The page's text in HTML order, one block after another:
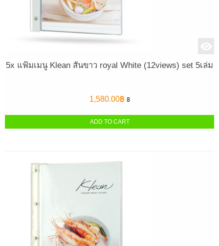
5x แฟ้มเมนู Klean สันขาว royal White (12views) set 5เล่ม
1,580.00฿ ฿
ADD TO CART